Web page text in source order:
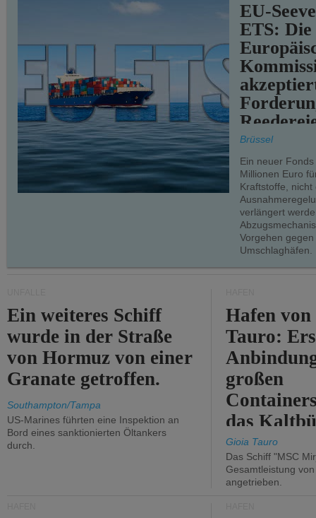
EU-
ETS: Die
teilweise.
Brüssel
Ein neuer
Millionen Euro
Kraftstoffe, nicht
verlängert
Vorgehen
Umschlaghäfen.
Ein weiteres Schiff
wurde in der Straße
von Hormuz von einer
Granate getroffen.
Southampton/Tampa
US-Marines führten eine Inspektion an
Bord eines sanktionierten Öltankers
durch.
Hafen
Tauro:
großen
das
Gioia Tauro
Das Schiff "MSC
Gesamtleistung
angetrieben.